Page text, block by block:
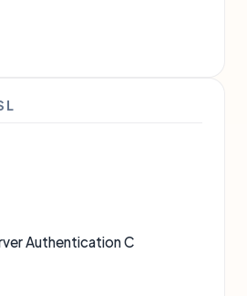
Authentication C